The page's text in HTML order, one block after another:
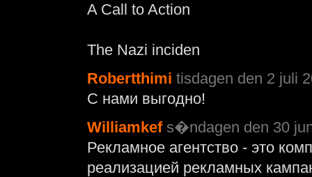
A Call to Action
The Nazi inciden
Robertthimi tisdagen den 2 juli
С нами выгодно!
Williamkef s�ndagen den 30
Рекламное агентство - это
реализацией рекламных